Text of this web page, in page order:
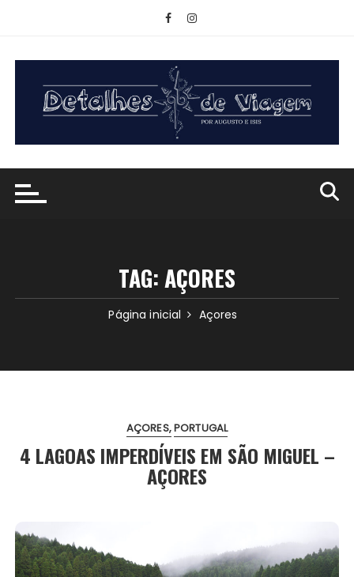
conteúdo
TAG:AÇORES
Página inicial Açores
AÇORES PORTUGAL
4 LAGOAS IMPERDÍVEIS EM SÃO MIGUEL –
AÇORES